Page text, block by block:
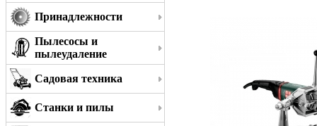
Принадлежности
Пылесосы и
пылеудаление
Садовая техника
Станки и пилы